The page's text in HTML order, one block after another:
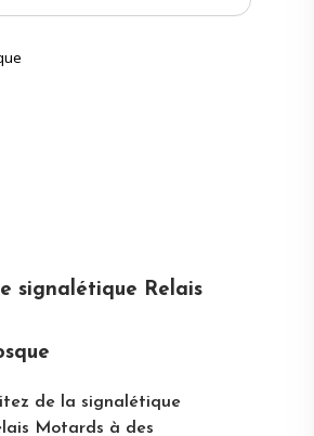
signalétique Relais
de la signalétique
Motards à des